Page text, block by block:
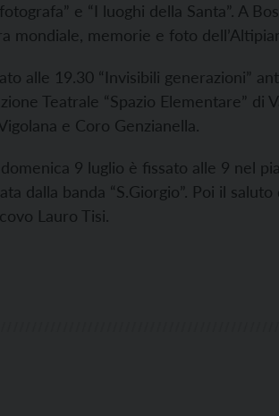
e “I luoghi della Santa”. A
mondiale, memorie e foto
alle 19.30 “Invisibili generazioni”
Teatrale “Spazio Elementare”
e Coro Genzianella.
9 luglio è fissato alle 9 nel
dalla banda “S.Giorgio”. Poi il
Lauro Tisi.